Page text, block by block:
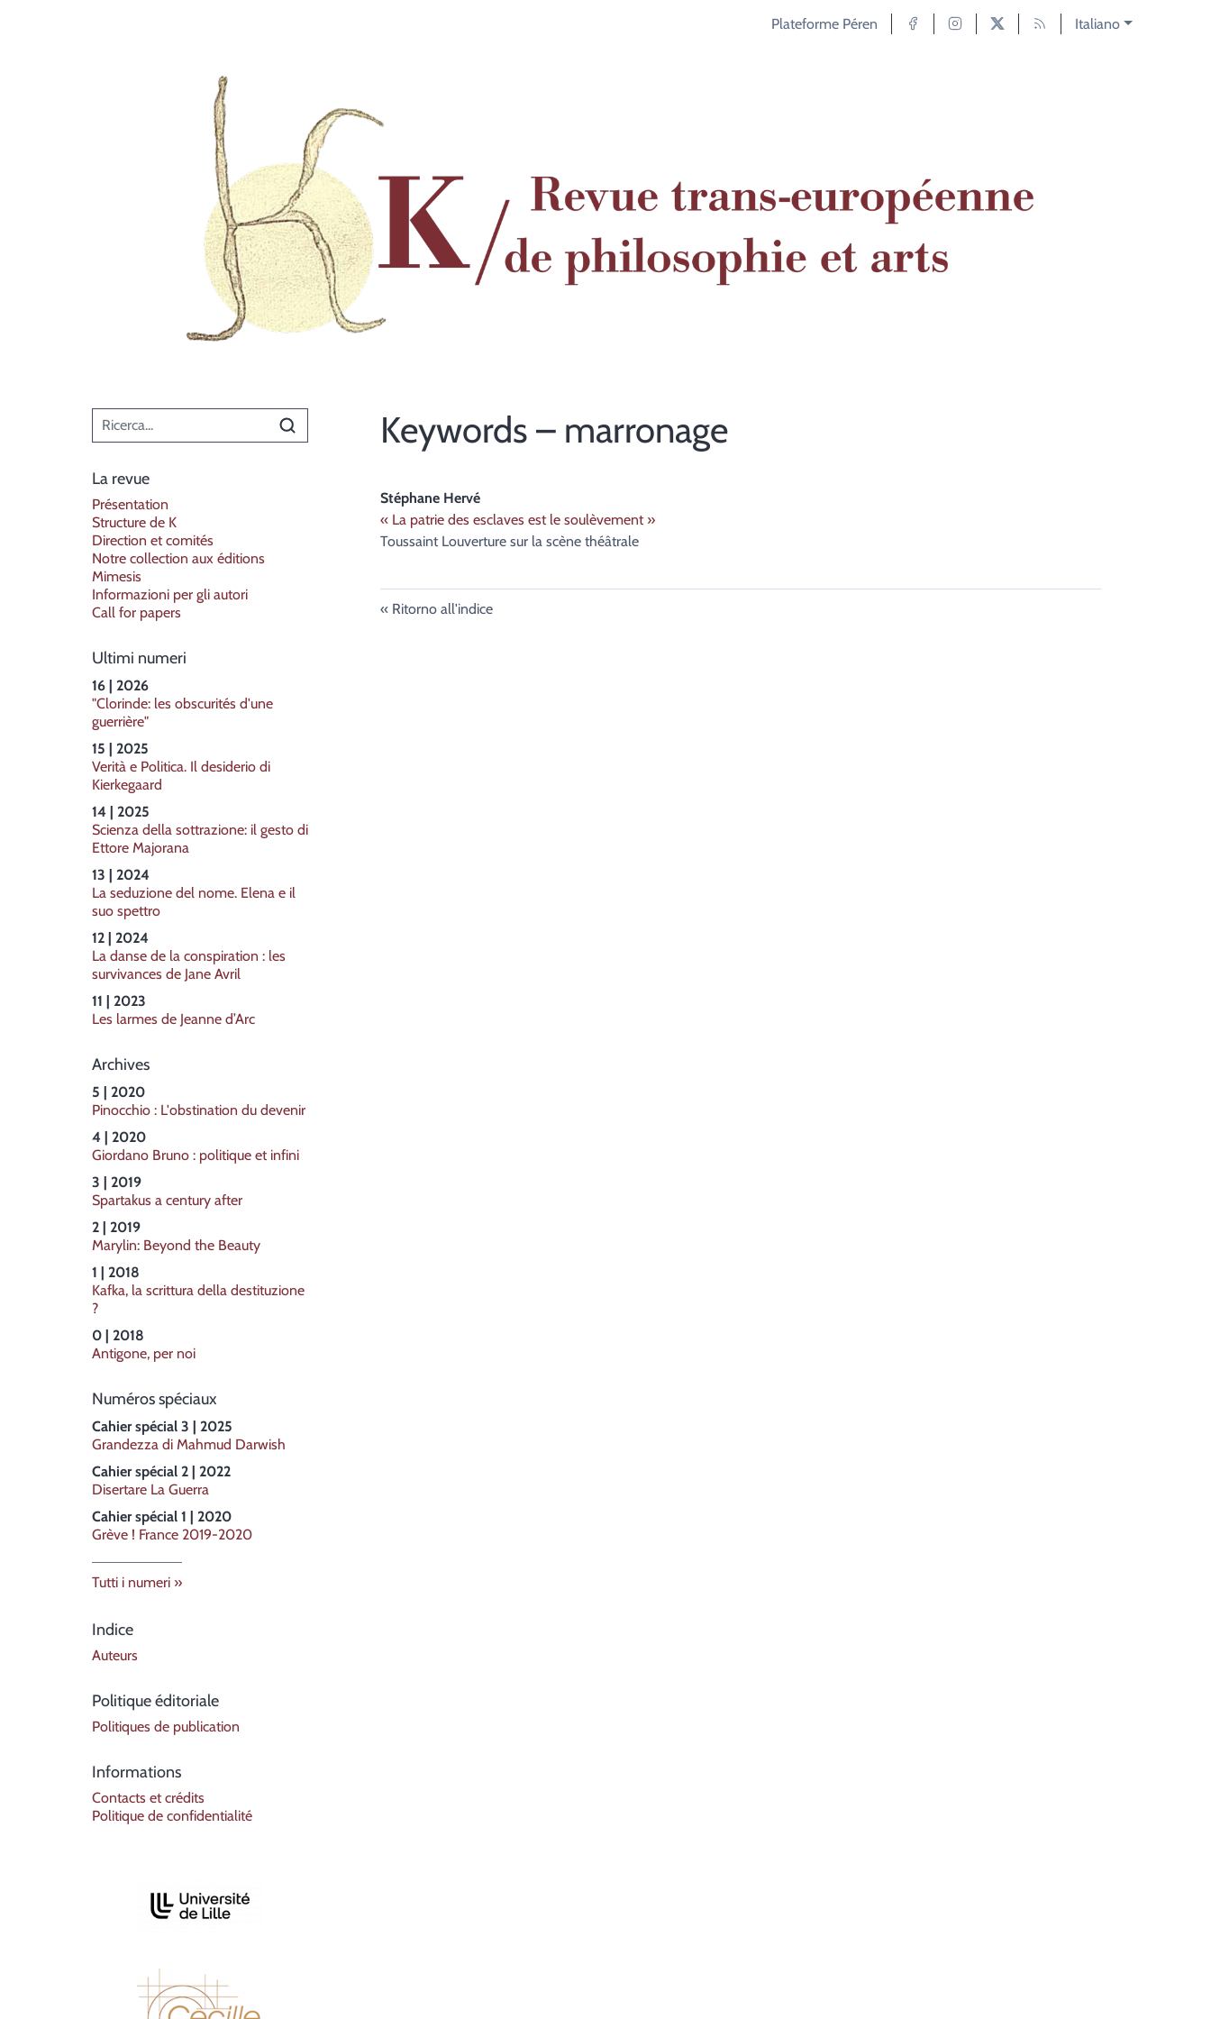
Plateforme Péren Italiano
Menù principale
La revue
Présentation
Structure de K
Direction et comités
Notre collection aux éditions
Mimesis
Informazioni per gli autori
Call for papers
Ultimi numeri
16 | 2026
"Clorinde: les obscurités d'une
guerrière"
15 | 2025
Verità e Politica. Il desiderio di
Kierkegaard
14 | 2025
Scienza della sottrazione: il gesto di
Ettore Majorana
13 | 2024
La seduzione del nome. Elena e il
suo spettro
12 | 2024
La danse de la conspiration : les
survivances de Jane Avril
11 | 2023
Les larmes de Jeanne d’Arc
Archives
5 | 2020
Pinocchio : L'obstination du devenir
4 | 2020
Giordano Bruno : politique et infini
3 | 2019
Spartakus a century after
2 | 2019
Marylin: Beyond the Beauty
1 | 2018
Kafka, la scrittura della destituzione
?
0 | 2018
Antigone, per noi
Numéros spéciaux
Cahier spécial 3 | 2025
Grandezza di Mahmud Darwish
Cahier spécial 2 | 2022
Disertare La Guerra
Cahier spécial 1 | 2020
Grève ! France 2019-2020
Tutti i numeri
Indice
Auteurs
Politique éditoriale
Politiques de publication
Informations
Contacts et crédits
Politique de confidentialité
Keywords – marronage
Stéphane Hervé
« La patrie des esclaves est le soulèvement »
Toussaint Louverture sur la scène théâtrale
Ritorno all'indice